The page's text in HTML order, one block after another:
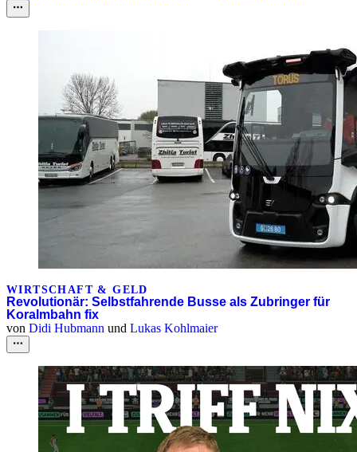
WIRTSCHAFT & GELD
Revolutionär: Selbstfahrende Busse als Zubringer für
Koralmbahn fix
von Didi Hubmann und Lukas Kohlmaier